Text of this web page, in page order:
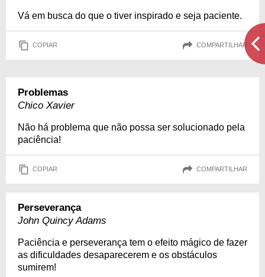
Vá em busca do que o tiver inspirado e seja paciente.
COPIAR COMPARTILHAR
Problemas
Chico Xavier
Não há problema que não possa ser solucionado pela
paciência!
COPIAR COMPARTILHAR
Perseverança
John Quincy Adams
Paciência e perseverança tem o efeito mágico de fazer
as dificuldades desaparecerem e os obstáculos
sumirem!